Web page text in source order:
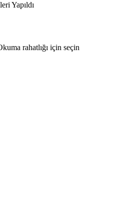
Yapıldı
rahatlığı için seçin